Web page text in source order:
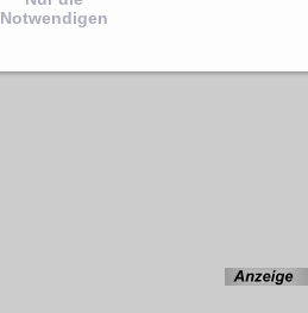
Notwendigen